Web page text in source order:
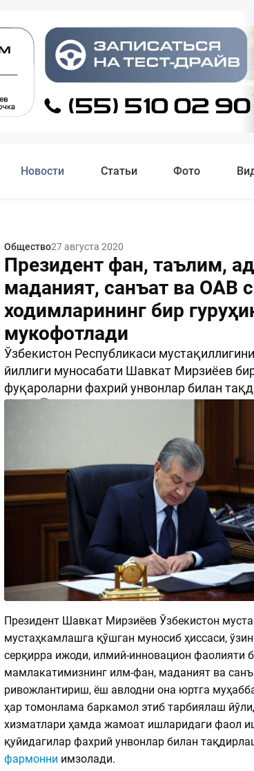
Новости Статьи Фото
Общество27 августа 2020
Президент фан, таълим,
маданият, санъат ва ОАВ
ходимларининг бир
мукофотлади
Ўзбекистон Республикаси
йиллиги муносабати Шавкат Мирзиёев
фуқароларни фахрий унвонлар билан
Президент Шавкат Мирзиёев Ўзбекистон
мустаҳкамлашга қўшган муносиб ҳиссаси,
серқирра ижоди, илмий-инновацион фаолияти
мамлакатимизнинг илм-фан, маданият ва
ривожлантириш, ёш авлодни она юртга
ҳар томонлама баркамол этиб тарбиялаш
хизматлари ҳамда жамоат ишларидаги фаол
қуйидагилар фахрий унвонлар билан
фармонни имзолади.